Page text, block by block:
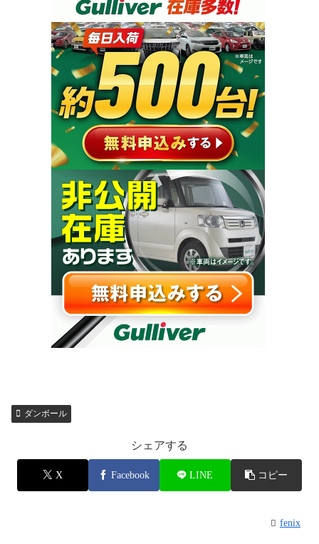
ダンボール
シェアする
X Facebook LINE コピー
fenix